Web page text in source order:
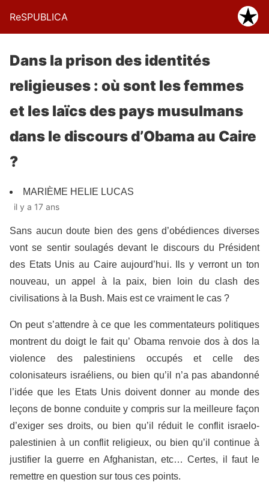
ReSPUBLICA
Dans la prison des identités
religieuses : où sont les femmes
et les laïcs des pays musulmans
dans le discours d’Obama au Caire
?
MARIÈME HELIE LUCAS
il y a 17 ans
Sans aucun doute bien des gens d’obédiences diverses
vont se sentir soulagés devant le discours du Président
des Etats Unis au Caire aujourd’hui. Ils y verront un ton
nouveau, un appel à la paix, bien loin du clash des
civilisations à la Bush. Mais est ce vraiment le cas ?
On peut s’attendre à ce que les commentateurs politiques
montrent du doigt le fait qu’ Obama renvoie dos à dos la
violence des palestiniens occupés et celle des
colonisateurs israéliens, ou bien qu’il n’a pas abandonné
l’idée que les Etats Unis doivent donner au monde des
leçons de bonne conduite y compris sur la meilleure façon
d’exiger ses droits, ou bien qu’il réduit le conflit israelo-
palestinien à un conflit religieux, ou bien qu’il continue à
justifier la guerre en Afghanistan, etc… Certes, il faut le
remettre en question sur tous ces points.